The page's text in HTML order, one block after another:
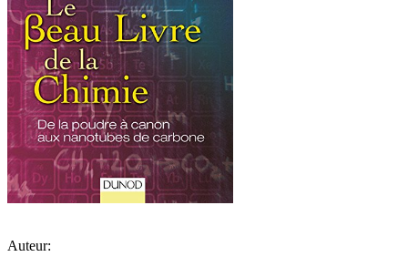
Auteur: